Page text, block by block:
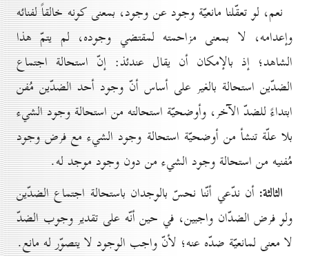
نعم، لو تعقّلنا مانعيّة وجود عن وجود، بمعنى كونه خالقاً لفنائه
وإعدامه، لا بمعنى مزاحمته لمقتضي وجوده، لم يتمّ هذا
الشاهد؛ إذ بالإمكان أن يقال عندئذ: إنّ استحالة اجتماع
الضدّين استحالة بالغير على أساس أنّ وجود أحد الضدّين مُفن
ابتداءً للضدّ الآخر، وأوضحيّة استحالته من استحالة وجود الشيء
بلا علّة تنشأ من أوضحيّة استحالة وجود الشيء مع فرض وجود
مُفنيه من استحالة وجود الشيء من دون وجود موجد له.
الثالثة: أن ندّعي أنّنا نحسّ بالوجدان باستحالة اجتماع الضدّين
ولو فرض الضدّان واجبين، في حين أنّه على تقدير وجوب الضدّ
لا معنى لمانعيّة ضدّه عنه؛ لأنّ واجب الوجود لا يتصوّر له مانع.